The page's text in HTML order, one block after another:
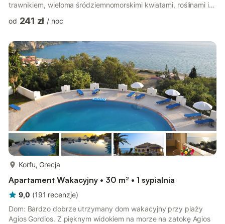
trawnikiem, wieloma śródziemnomorskimi kwiatami, roślinami i
budynków, które są rozmieszczone jeden za drugim, oraz
budynku, od strony morza, na parterze znajdują się dwa
apartamenty typu studio. Mieszkanie na piętrze jest
wykorzystywane przez właścicieli jako ich mieszka...
od 241 zł / noc
Korfu, Grecja
Apartament Wakacyjny • 30 m² • 1 sypialnia
9,0 (191 recenzje)
Dom: Bardzo dobrze utrzymany dom wakacyjny przy plaży
Agios Gordios. Z pięknym widokiem na morze na zatokę Agios